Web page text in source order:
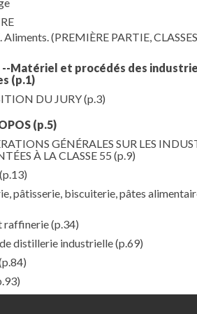
Aliments. (PREMIÈRE PARTIE,
--Matériel et procédés des
(p.1)
DU JURY(p.3)
(p.5)
GÉNÉRALES SUR LES
À LA CLASSE 55 (p.9)
(p.13)
pâtisserie, biscuiterie, pâtes
raffinerie(p.34)
distillerie industrielle(p.69)